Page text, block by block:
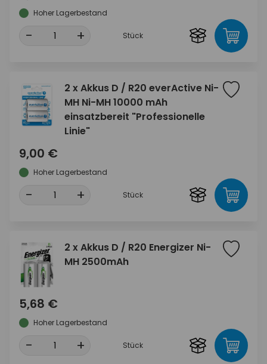
Hoher Lagerbestand
- + Stück
2 x Akkus D / R20 everActive Ni-
MH Ni-MH 10000 mAh
einsatzbereit "Professionelle
Linie"
9,00 €
Hoher Lagerbestand
- + Stück
2 x Akkus D / R20 Energizer Ni-
MH 2500mAh
5,68 €
Hoher Lagerbestand
- + Stück